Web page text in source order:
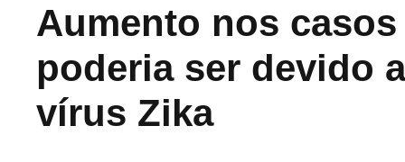
Aumento nos
poderia ser devido
vírus Zika